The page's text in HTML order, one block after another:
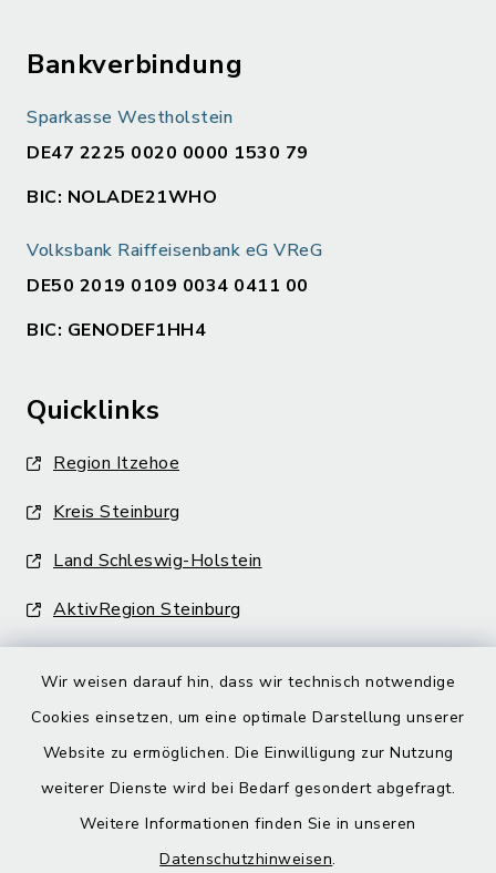
Wir weisen darauf hin, dass wir technisch notwendige
Cookies einsetzen, um eine optimale Darstellung unserer
Website zu ermöglichen. Die Einwilligung zur Nutzung
weiterer Dienste wird bei Bedarf gesondert abgefragt.
Weitere Informationen finden Sie in unseren
Datenschutzhinweisen.
Bankverbindung
Sparkasse Westholstein
DE47 2225 0020 0000 1530 79
BIC: NOLADE21WHO
Volksbank Raiffeisenbank eG VReG
DE50 2019 0109 0034 0411 00
BIC: GENODEF1HH4
Quicklinks
Region Itzehoe
Kreis Steinburg
Land Schleswig-Holstein
AktivRegion Steinburg
Barrierefreiheit